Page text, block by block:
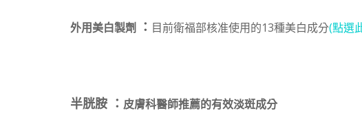
外用美白製劑 ： 目前衛福部核准使用的13種美白成分(點選
半胱胺 ： 皮膚科醫師推薦的有效淡斑成分